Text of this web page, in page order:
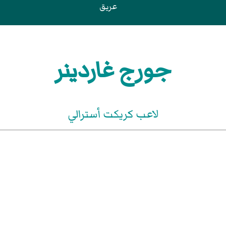
عريق
جورج غاردينر
لاعب كريكت أسترالي